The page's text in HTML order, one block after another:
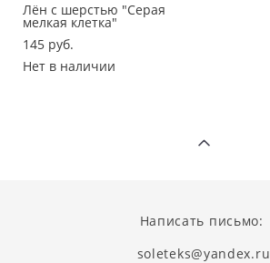
Лён с шерстью "Серая
мелкая клетка"
145 pуб.
Нет в наличии
Написать письмо:
soleteks@yandex.ru